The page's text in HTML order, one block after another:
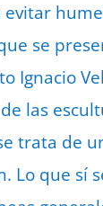
se
Ignacio
las
trata de
Lo que sí